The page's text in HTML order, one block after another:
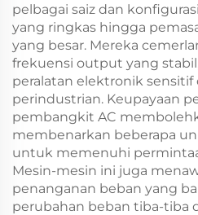
pelbagai saiz dan
yang ringkas hingga
yang besar. Mereka
frekuensi output yang
peralatan elektronik sensitif
perindustrian. Keupayaan
pembangkit AC
membenarkan beberapa
untuk memenuhi
Mesin-mesin ini juga
penanganan beban yang
perubahan beban tiba-tiba